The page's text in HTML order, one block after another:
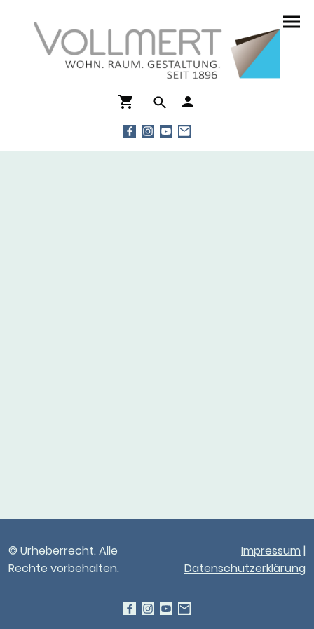
© Urheberrecht. Alle
Rechte vorbehalten.
Impressum |
Datenschutzerklärung